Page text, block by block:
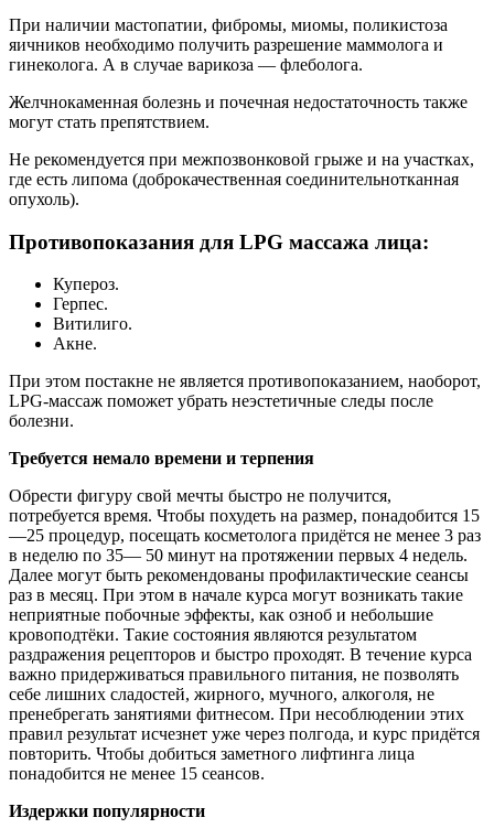
При наличии мастопатии, фибромы, миомы, поликистоза
яичников необходимо получить разрешение маммолога и
гинеколога. А в случае варикоза — флеболога.
Желчнокаменная болезнь и почечная недостаточность также
могут стать препятствием.
Не рекомендуется при межпозвонковой грыже и на участках,
где есть липома (доброкачест­венная соединительнотканная
опухоль).
Противопоказания для LPG массажа лица:
Купероз.
Герпес.
Витилиго.
Акне.
При этом постакне не является противопоказанием, наоборот,
LPG-массаж поможет убрать не­эстетичные следы после
болезни.
Требуется немало времени и терпения
Обрести фигуру свой мечты быстро не получится,
потребуется время. Чтобы похудеть на размер, понадобится 15
—25 процедур, посещать косметолога придётся не менее 3 раз
в неделю по 35— 50 минут на протяжении первых 4 недель.
Далее могут быть рекомендованы профилактические сеансы
раз в месяц. При этом в начале курса могут возникать такие
неприятные побочные эффекты, как озноб и небольшие
кровоподтёки. Такие состояния являются результатом
раздражения рецепторов и быстро проходят. В течение курса
важно придерживаться правильного питания, не позволять
себе лишних сладостей, жирного, мучного, алкоголя, не
пренебрегать занятиями фитнесом. При несоблюдении этих
правил результат исчезнет уже через полгода, и курс придётся
повторить. Чтобы добиться заметного лифтинга лица
понадобится не менее 15 сеансов.
Издержки популярности